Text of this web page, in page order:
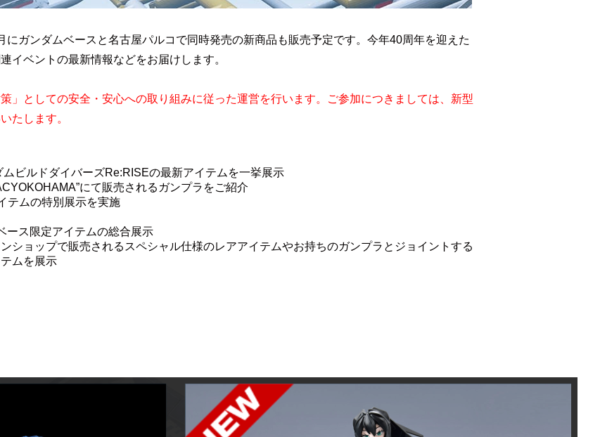
ガンダムベースと名古屋パルコで同時発売の新商品も販売予定です。 今年40周年を迎えた
イベントの最新情報などをお届けします。
」としての安全・安⼼への取り組みに従った運営を⾏います。ご参加につきましては、 新型
たします。
ムビルドダイバーズRe:RISEの最新アイテムを一挙展示
にて販売される ガンプラをご紹介
テムの特別展示を実施
ース限定アイテムの総合展示
ショップで販売されるスペシャル仕様のレアアイテムやお持ちのガンプラとジョイントする
ムを展示